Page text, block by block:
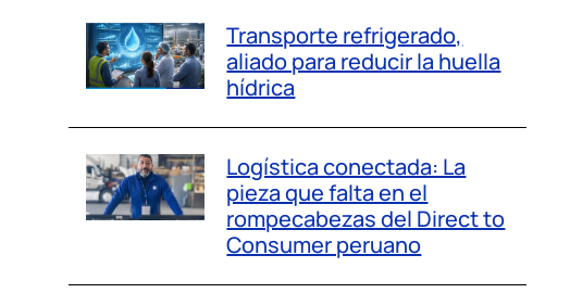
Transporte refrigerado,
aliado para reducir la huella
hídrica
Logística conectada: La
pieza que falta en el
rompecabezas del Direct to
Consumer peruano